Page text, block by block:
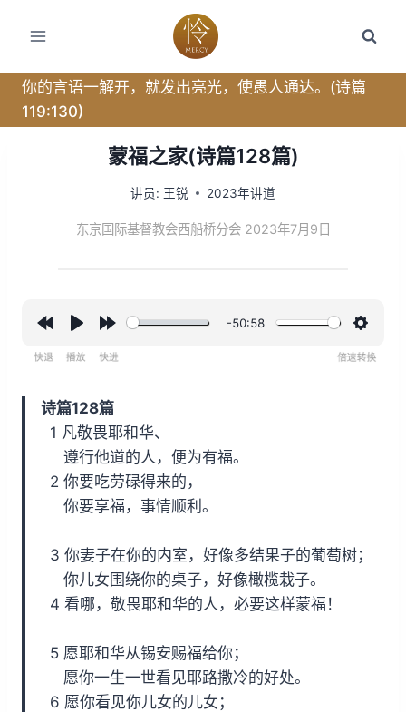
你的言语一解开，就发出亮光，使愚人通达。(诗篇
119:130)
蒙福之家(诗篇128篇)
讲员: 王锐 2023年讲道
东京国际基督教会西船桥分会 2023年7月9日
i
s
y
w
a
r
d
5
s
-50:58
诗篇128篇
1 凡敬畏耶和华、
遵行他道的人，便为有福。
2 你要吃劳碌得来的，
你要享福，事情顺利。
3 你妻子在你的内室，好像多结果子的葡萄树；
你儿女围绕你的桌子，好像橄榄栽子。
4 看哪，敬畏耶和华的人，必要这样蒙福！
5 愿耶和华从锡安赐福给你；
愿你一生一世看见耶路撒冷的好处。
6 愿你看见你儿女的儿女；